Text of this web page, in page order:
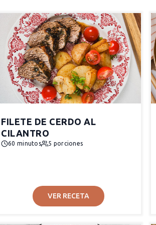
FILETE DE CERDO AL
CILANTRO
60 minutos 5 porciones
VER RECETA